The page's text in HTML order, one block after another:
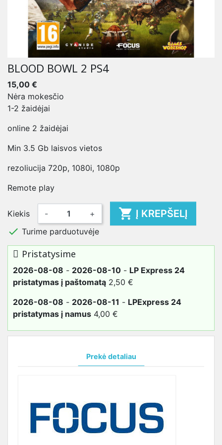
BLOOD BOWL 2 PS4
15,00 €
Nėra mokesčio
1-2 žaidėjai
online 2 žaidėjai
Min 3.5 Gb laisvos vietos
rezoliucija 720p, 1080i, 1080p
Remote play
Kiekis - +  Į KREPŠELĮ
 Turime parduotuvėje
Pristatysime
2026-08-08 - 2026-08-10 - LP Express 24
pristatymas į paštomatą 2,50 €
2026-08-08 - 2026-08-11 - LPExpress 24
pristatymas į namus 4,00 €
Prekė detaliau